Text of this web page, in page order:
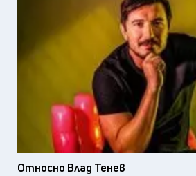
Относно Влад Тенев